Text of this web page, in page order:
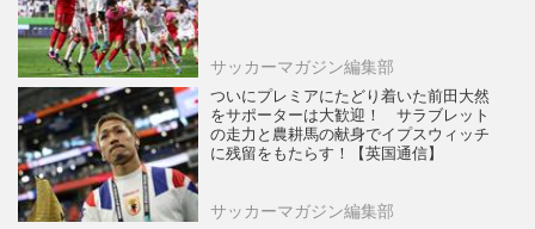
サッカーマガジン編集部
ついにプレミアにたどり着いた前田大然
をサポーターは大歓迎！ サラブレット
の走力と農耕馬の献身でイプスウィッチ
に残留をもたらす！【英国通信】
サッカーマガジン編集部